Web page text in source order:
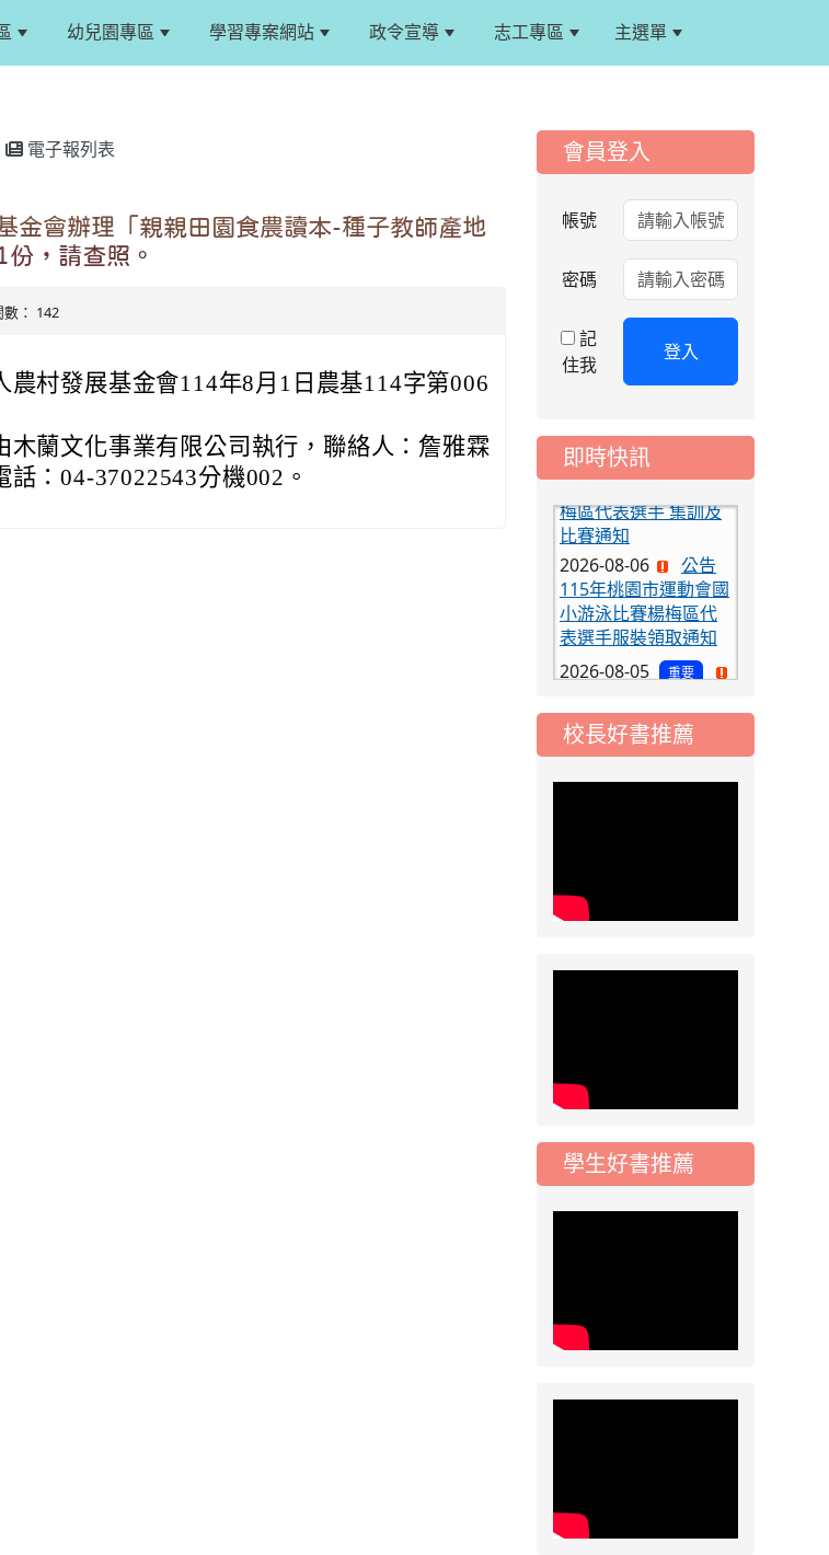
幼兒園專區 學習專案網站 政令宣導 志工專區 主選單
電子報列表
金會辦理「親親田園食農讀本-種子教師產地
，請查照。
： 142
農村發展基金會114年8月1日農基114字第006
木蘭文化事業有限公司執行，聯絡人：詹雅霖
話：04-37022543分機002。
::: 會員登入
帳號
密碼
記
住我
登入
即時快訊
表選手服裝領取通知
2026-08-03
115學年度一、三、
五年級常態編班結果
公告
2026-07-31
公告
學校對面建案申請8
月份「施工車輛臨
停」一案，請各位用
路人留意
公告-115年桃園市運
動會國小游泳比賽楊
梅區代表選手 集訓及
比賽通知
2026-08-06
115年桃園市運動會國
小游泳比賽楊梅區代
表選手服裝領取通知
2026-08-05
重要
115學年度課後照顧
2026-08-03
重要
月份「施工車輛臨
比賽通知
校長好書推薦
學生好書推薦